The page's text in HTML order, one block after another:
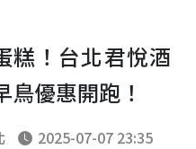
糕！台北君悅酒
優惠開跑！
2025-07-07 23:35